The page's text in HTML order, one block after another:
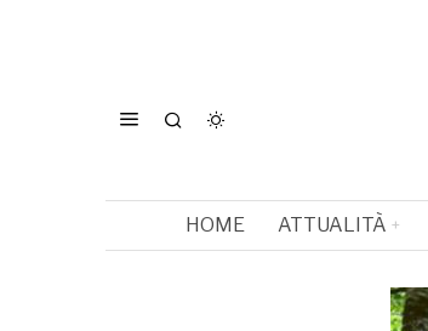
HOME ATTUALITÀ